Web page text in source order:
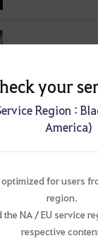
your
Region :
America)
for users
region.
the NA / EU service
respective
Novos Itens da Loja
Novos Itens da Loja